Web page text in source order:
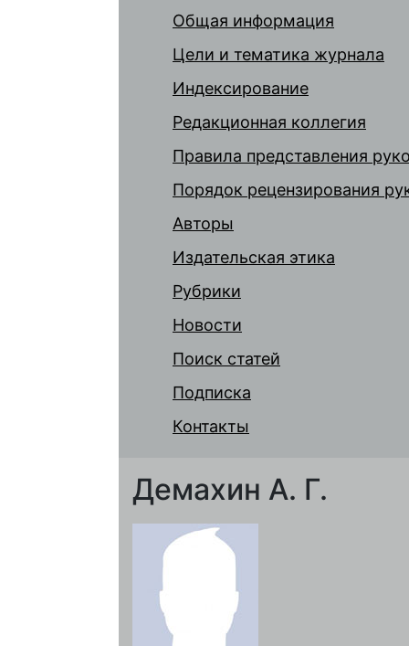
Общая информация
Цели и тематика журнала
Индексирование
Редакционная коллегия
Правила представления
Порядок рецензирования
Авторы
Издательская этика
Рубрики
Новости
Поиск статей
Подписка
Контакты
Демахин А. Г.